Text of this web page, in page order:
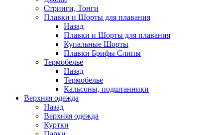
Стринги, Тонги
Плавки и Шорты для плавания
Назад
Плавки и Шорты для плавания
Купальные Шорты
Плавки Брифы Слипы
Термобелье
Назад
Термобелье
Кальсоны, подштанники
Верхняя одежда
Назад
Верхняя одежда
Куртки